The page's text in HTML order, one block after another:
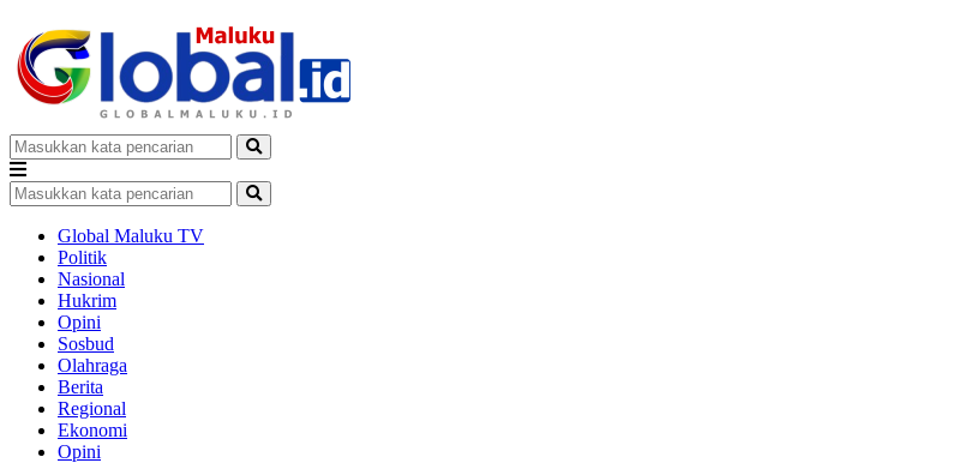
Global Maluku TV
Politik
Nasional
Hukrim
Opini
Sosbud
Olahraga
Berita
Regional
Ekonomi
Opini